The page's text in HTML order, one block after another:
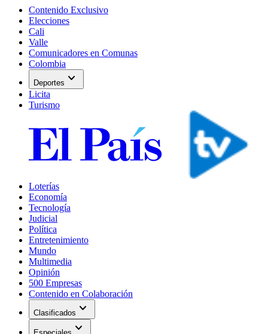
Contenido Exclusivo
Elecciones
Cali
Valle
Comunicadores en Comunas
Colombia
Deportes expand_more
Licita
Turismo
Loterías
Economía
Tecnología
Judicial
Política
Entretenimiento
Mundo
Multimedia
Opinión
500 Empresas
Contenido en Colaboración
Clasificados expand_more
expand_more